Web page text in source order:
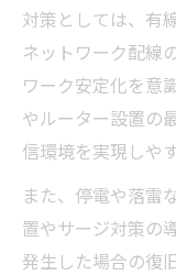
対策としては、有
ネットワーク配線
ワーク安定化を意
やルーター設置の
信環境を実現しや
また、停電や落雷
置やサージ対策の
発生した場合の復